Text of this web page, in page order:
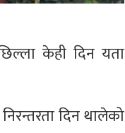
केही दिन यता
दिन थालेको